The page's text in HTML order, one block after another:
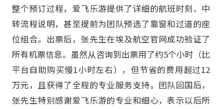
整个预订过程，爱飞乐游提供了详细的航班时刻、中
转流程说明，甚至提前为团队预选了靠窗和过道的座
位组合。出票后，张先生在埃及航空官网成功验证了
所有机票信息。虽然从咨询到出票用了约5个小时（比
平台自助购买慢1小时左右），但节省的费用超过12
万元，且获得了全程的专业服务支持。团队回国后，
张先生特别感谢爱飞乐游的专业和细心，表示以后所